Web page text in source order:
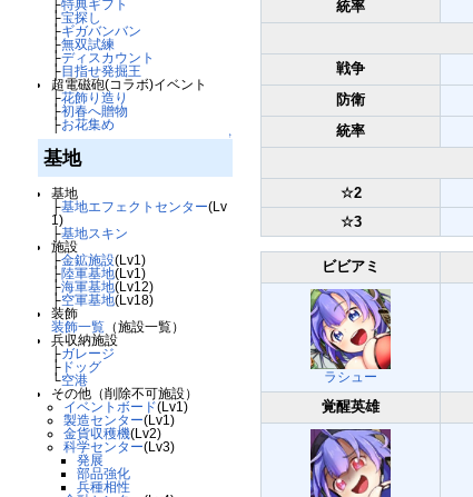
├特典ギフト
├宝探し
├ギガバンバン
├無双試練
├ディスカウント
├目指せ発掘王
超電磁砲(コラボ)イベント
├花飾り造り
├初春へ贈物
├お花集め
↑
基地
基地
├基地エフェクトセンター(Lv
1)
├基地スキン
施設
├金鉱施設(Lv1)
├陸軍基地(Lv1)
├海軍基地(Lv12)
├空軍基地(Lv18)
装飾
装飾一覧（施設一覧）
兵収納施設
├ガレージ
├ドッグ
└空港
その他（削除不可施設）
イベントボード(Lv1)
製造センター(Lv1)
金貨収穫機(Lv2)
科学センター(Lv3)
発展
部品強化
兵種相性
統率
戦争
防衛
統率
☆2
☆3
ビビアミ
ラシュー
覚醒英雄